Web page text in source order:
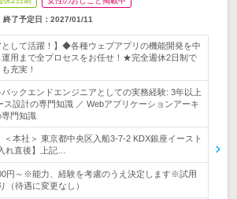
終了予定日： 2027/01/11
として活躍！】◆各種ウェブアプリの機能開発を中
用まで全プロセスをお任せ！★完全週休2日制で
充実！
ックエンドエンジニアとしての実務経験: 3年以上
ス設計の専門知識 ／ Webアプリケーションアーキ
門知識
＜本社＞ 東京都中央区入船3-7-2 KDX銀座イースト
れ直後】上記…
円～※能力、経験を考慮のうえ決定します※試用
（待遇に変更なし）